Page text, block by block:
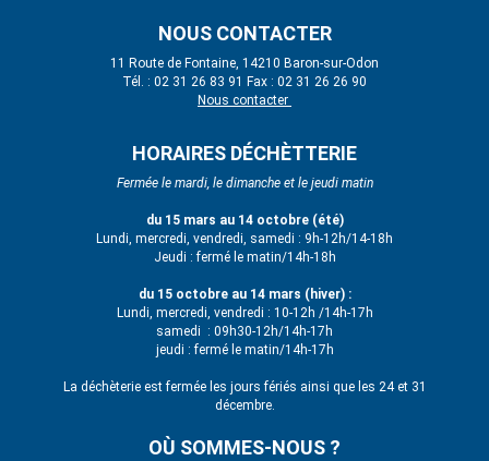
NOUS CONTACTER
11 Route de Fontaine, 14210 Baron-sur-Odon
Tél. : 02 31 26 83 91 Fax : 02 31 26 26 90
Nous contacter
HORAIRES DÉCHÈTTERIE
Fermée le mardi, le dimanche et le jeudi matin
du 15 mars au 14 octobre (été)
Lundi, mercredi, vendredi, samedi : 9h-12h/14-18h
Jeudi : fermé le matin/14h-18h
du 15 octobre au 14 mars (hiver) :
Lundi, mercredi, vendredi : 10-12h /14h-17h
samedi : 09h30-12h/14h-17h
jeudi : fermé le matin/14h-17h
La déchèterie est fermée les jours fériés ainsi que les 24 et 31
décembre.
OÙ SOMMES-NOUS ?